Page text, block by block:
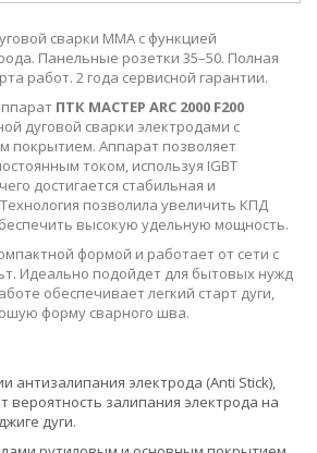
сварки MMA с функцией
Панельные розетки 35–50. Полная
работ. 2 года сервисной гарантии.
ПТК МАСТЕР ARC 2000 F200
дуговой сварки электродами с
покрытием. Аппарат позволяет
током, используя IGBT
достигается стабильная и
позволила увеличить КПД
высокую удельную мощность.
формой и работает от сети с
Идеально подойдет для бытовых нужд
обеспечивает легкий старт дуги,
форму сварного шва.
антизалипания электрода (Anti Stick),
вероятность залипания электрода на
дуги.